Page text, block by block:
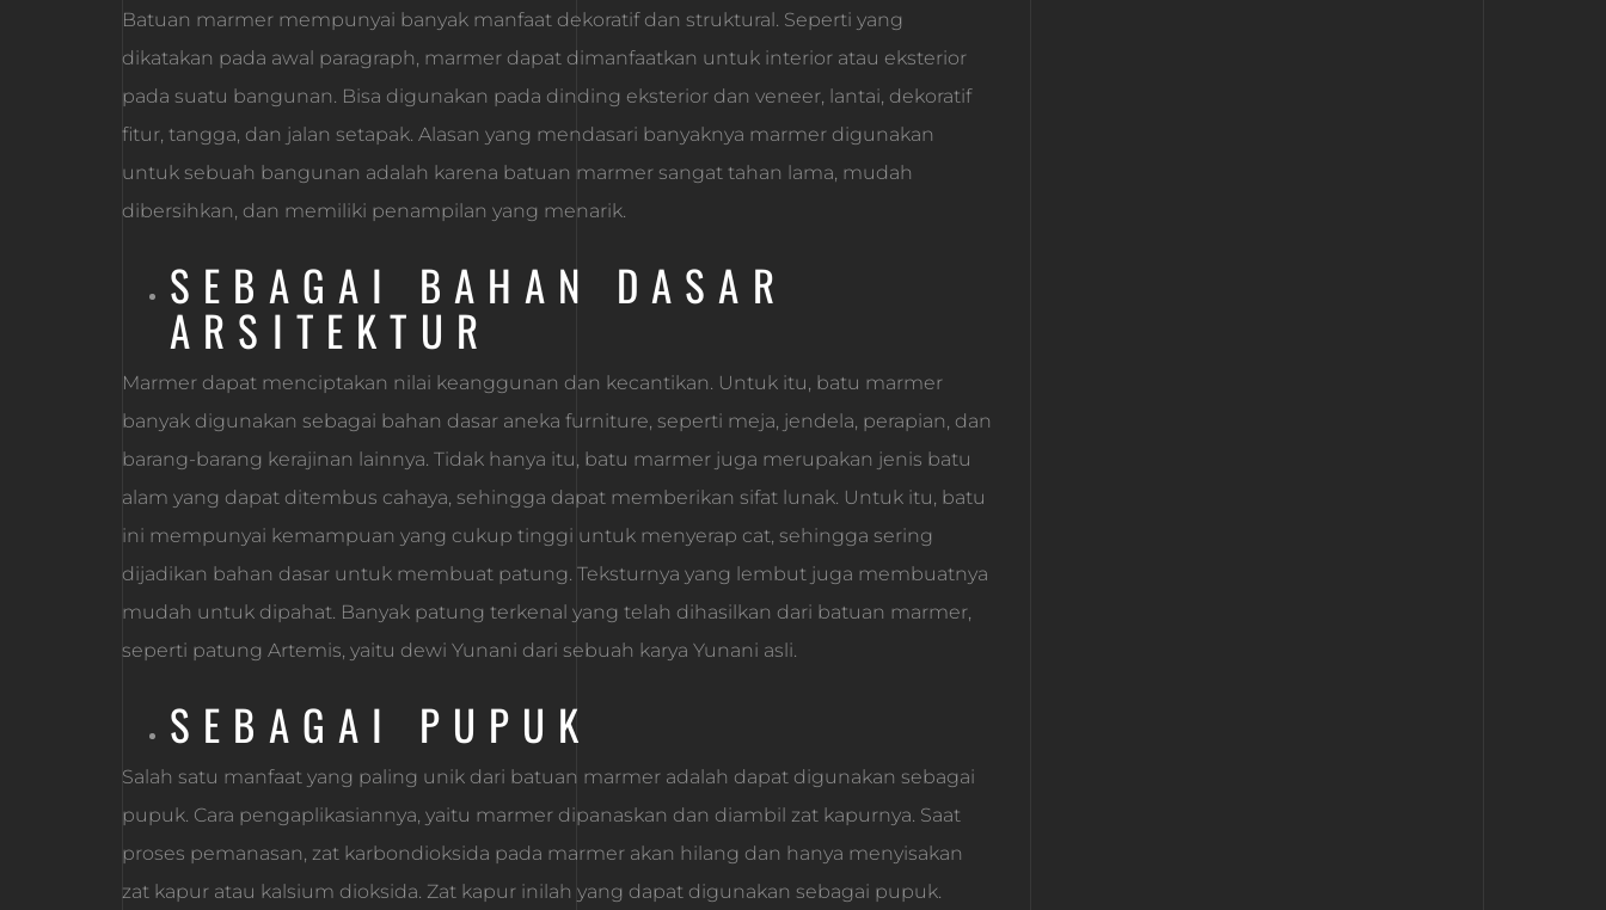
Batuan marmer mempunyai banyak manfaat dekoratif dan struktural. Seperti yang
dikatakan pada awal paragraph, marmer dapat dimanfaatkan untuk interior atau eksterior
pada suatu bangunan. Bisa digunakan pada dinding eksterior dan veneer, lantai, dekoratif
fitur, tangga, dan jalan setapak. Alasan yang mendasari banyaknya marmer digunakan
untuk sebuah bangunan adalah karena batuan marmer sangat tahan lama, mudah
dibersihkan, dan memiliki penampilan yang menarik.
SEBAGAI BAHAN DASAR
ARSITEKTUR
Marmer dapat menciptakan nilai keanggunan dan kecantikan. Untuk itu, batu marmer
banyak digunakan sebagai bahan dasar aneka furniture, seperti meja, jendela, perapian, dan
barang-barang kerajinan lainnya. Tidak hanya itu, batu marmer juga merupakan jenis batu
alam yang dapat ditembus cahaya, sehingga dapat memberikan sifat lunak. Untuk itu, batu
ini mempunyai kemampuan yang cukup tinggi untuk menyerap cat, sehingga sering
dijadikan bahan dasar untuk membuat patung. Teksturnya yang lembut juga membuatnya
mudah untuk dipahat. Banyak patung terkenal yang telah dihasilkan dari batuan marmer,
seperti patung Artemis, yaitu dewi Yunani dari sebuah karya Yunani asli.
SEBAGAI PUPUK
Salah satu manfaat yang paling unik dari batuan marmer adalah dapat digunakan sebagai
pupuk. Cara pengaplikasiannya, yaitu marmer dipanaskan dan diambil zat kapurnya. Saat
proses pemanasan, zat karbondioksida pada marmer akan hilang dan hanya menyisakan
zat kapur atau kalsium dioksida. Zat kapur inilah yang dapat digunakan sebagai pupuk.